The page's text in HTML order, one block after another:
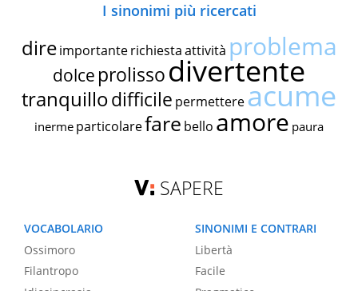
I sinonimi più ricercati
dire importante richiestaattività problema
dolce prolissodivertente
tranquillodifficile permettereacume
inerme particolarefare bello amore paura
SAPERE
VOCABOLARIO
Ossimoro
Filantropo
SINONIMI E CONTRARI
Libertà
Facile